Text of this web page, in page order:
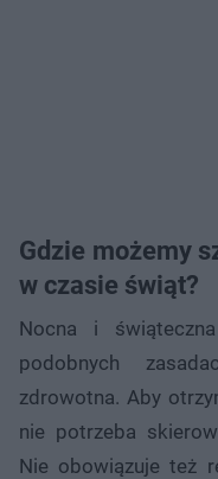
Gdzie możemy
w czasie świąt?
Nocna i
podobnych
zdrowotna. Aby
nie potrzeba
Nie obowiązuje też